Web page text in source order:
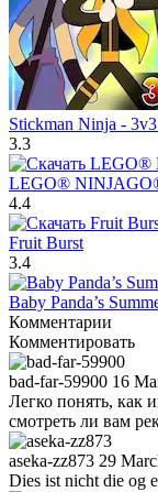
Stickman Ninja -
3.3
LEGO®
4.4
Fruit Burst
3.4
Baby Panda’s
Комментарии
Комментировать
bad-far-59900 16
Легко понять, как
смотреть ли вам
aseka-zz873 29
Dies ist nicht die og